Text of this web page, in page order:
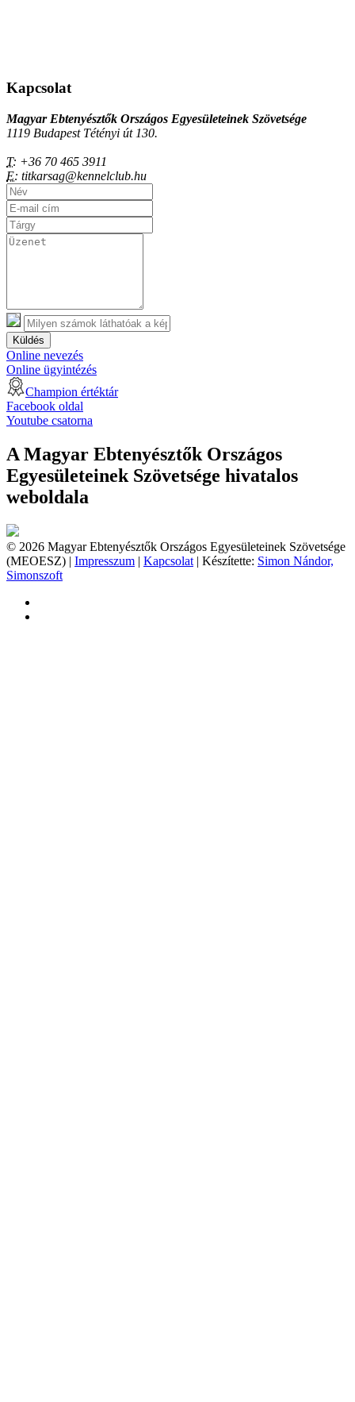
Kapcsolat
Magyar Ebtenyésztők Országos Egyesületeinek Szövetsége
1119 Budapest Tétényi út 130.
T: +36 70 465 3911
E: titkarsag@kennelclub.hu
Küldés
Online nevezés
Online ügyintézés
Champion értéktár
Facebook oldal
Youtube csatorna
A Magyar Ebtenyésztők Országos
Egyesületeinek Szövetsége hivatalos
weboldala
© 2026 Magyar Ebtenyésztők Országos Egyesületeinek Szövetsége
(MEOESZ) | Impresszum | Kapcsolat | Készítette: Simon Nándor,
Simonszoft